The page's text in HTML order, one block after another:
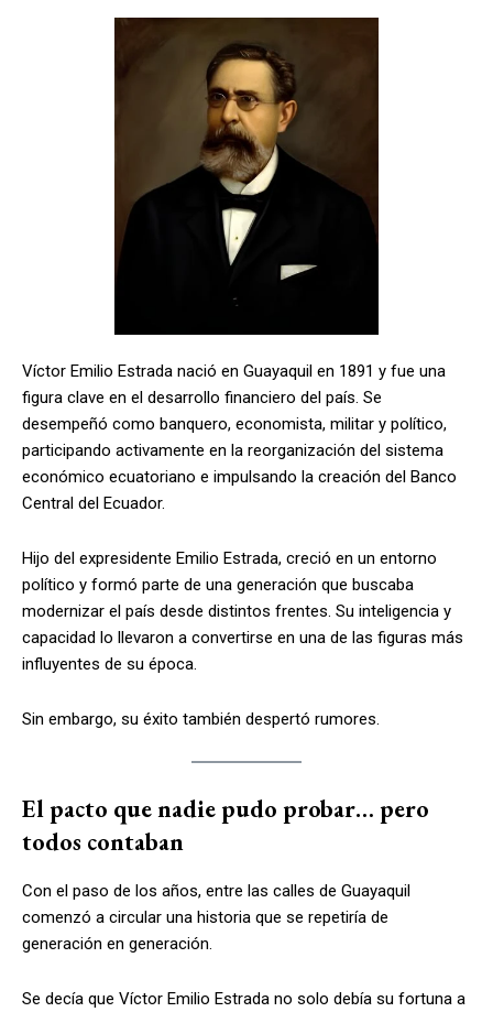
Víctor Emilio Estrada nació en Guayaquil en 1891 y fue una
figura clave en el desarrollo financiero del país. Se
desempeñó como banquero, economista, militar y político,
participando activamente en la reorganización del sistema
económico ecuatoriano e impulsando la creación del Banco
Central del Ecuador.
Hijo del expresidente Emilio Estrada, creció en un entorno
político y formó parte de una generación que buscaba
modernizar el país desde distintos frentes. Su inteligencia y
capacidad lo llevaron a convertirse en una de las figuras más
influyentes de su época.
Sin embargo, su éxito también despertó rumores.
El pacto que nadie pudo probar… pero
todos contaban
Con el paso de los años, entre las calles de Guayaquil
comenzó a circular una historia que se repetiría de
generación en generación.
Se decía que Víctor Emilio Estrada no solo debía su fortuna a